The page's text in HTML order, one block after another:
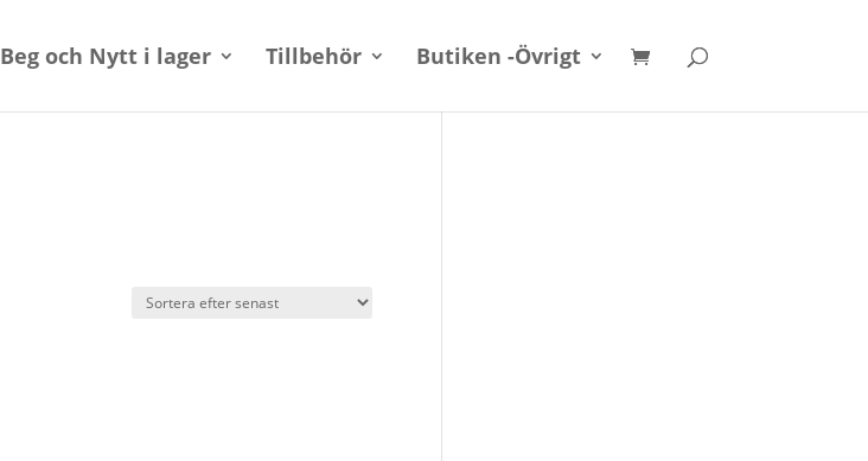
Beg och Nytt i lager Tillbehör Butiken -Övrigt